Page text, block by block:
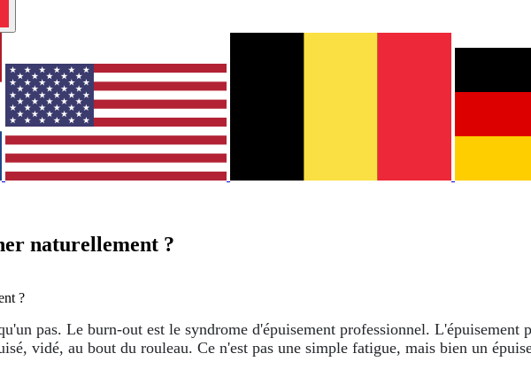
naturellement ?
?
pas. Le burn-out est le syndrome d'épuisement professionnel.
vidé, au bout du rouleau. Ce n'est pas une simple fatigue, mais bien un